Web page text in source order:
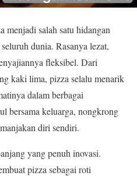
menjadi salah satu hidangan
dunia. Rasanya lezat,
fleksibel. Dari
kaki lima, pizza selalu menarik
dalam berbagai
bersama keluarga, nongkrong
diri sendiri.
yang penuh inovasi.
pizza sebagai roti